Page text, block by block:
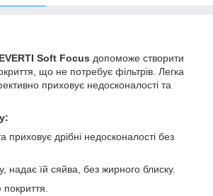
Soft Focus допоможе створити
що не потребує фільтрів. Легка
приховує недосконалості та
приховує дрібні недосконалості без
надає їй сяйва, без жирного блиску.
покриття.